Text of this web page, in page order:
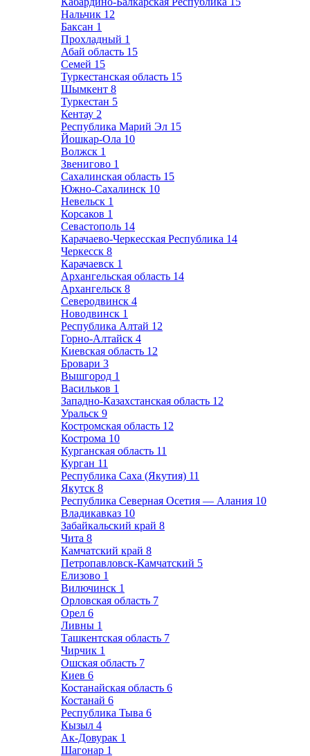
Нальчик 12
Баксан 1
Прохладный 1
Абай область 15
Семей 15
Туркестанская область 15
Шымкент 8
Туркестан 5
Кентау 2
Республика Марий Эл 15
Йошкар-Ола 10
Волжск 1
Звенигово 1
Сахалинская область 15
Южно-Сахалинск 10
Невельск 1
Корсаков 1
Севастополь 14
Карачаево-Черкесская Республика 14
Черкесск 8
Карачаевск 1
Архангельская область 14
Архангельск 8
Северодвинск 4
Новодвинск 1
Республика Алтай 12
Горно-Алтайск 4
Киевская область 12
Бровари 3
Вышгород 1
Васильков 1
Западно-Казахстанская область 12
Уральск 9
Костромская область 12
Кострома 10
Курганская область 11
Курган 11
Республика Саха (Якутия) 11
Якутск 8
Республика Северная Осетия — Алания 10
Владикавказ 10
Забайкальский край 8
Чита 8
Камчатский край 8
Петропавловск-Камчатский 5
Елизово 1
Вилючинск 1
Орловская область 7
Орел 6
Ливны 1
Ташкентская область 7
Чирчик 1
Ошская область 7
Киев 6
Костанайская область 6
Костанай 6
Республика Тыва 6
Кызыл 4
Ак-Довурак 1
Шагонар 1